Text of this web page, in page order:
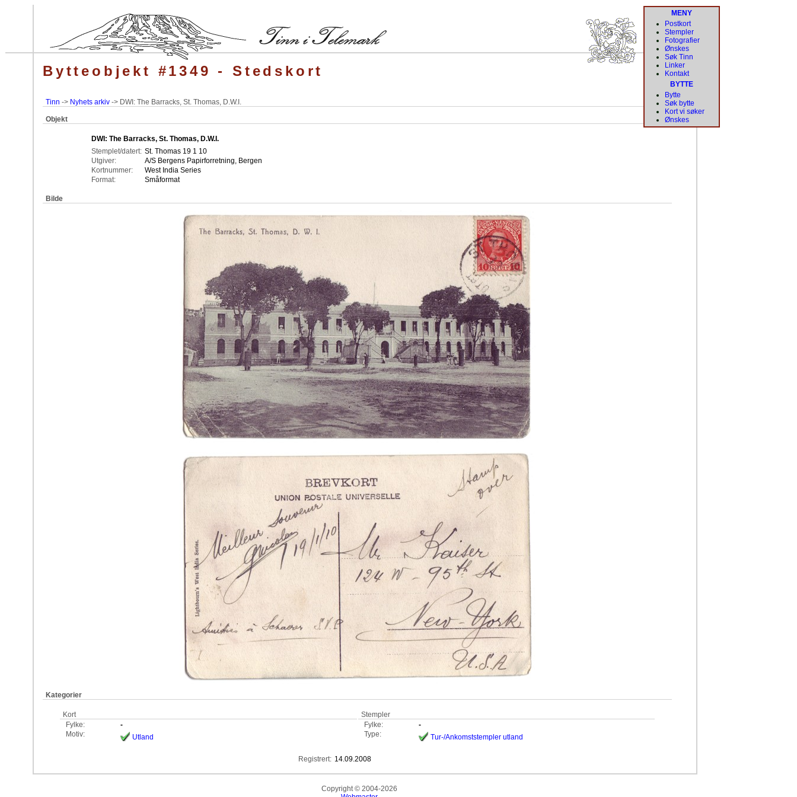
Bytteobjekt #1349 - Stedskort
Tinn -> Nyhets arkiv -> DWI: The Barracks, St. Thomas, D.W.I.
Objekt
DWI: The Barracks, St. Thomas, D.W.I.
Stemplet/datert: St. Thomas 19 1 10
Utgiver:
A/S Bergens Papirforretning, Bergen
Kortnummer:
West India Series
Format:
Småformat
Bilde
Kategorier
Kort
Stempler
Fylke:
- Fylke:
-
Motiv:
Utland Type: Tur-/Ankomststempler utland
Registrert: 14.09.2008
MENY
Postkort
Stempler
Fotografier
Ønskes
Søk Tinn
Linker
Kontakt
BYTTE
Bytte
Søk bytte
Kort vi søker
Ønskes
Copyright © 2004-2026